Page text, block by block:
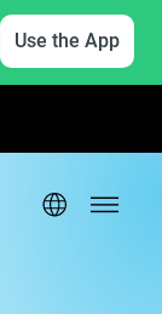
Use the App